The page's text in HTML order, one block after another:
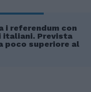
i referendum con
italiani. Prevista
poco superiore al